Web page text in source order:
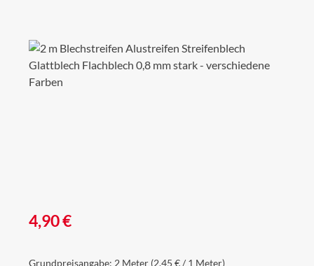
Bildergalerie überspringen
Regulärer Preis:
4,90 €
Grundpreisangabe: 2 Meter (2,45 € / 1 Meter)